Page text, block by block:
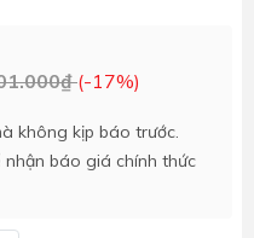
(-17%)
không kịp báo trước.
nhận báo giá chính thức